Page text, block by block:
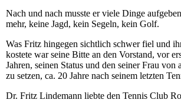
Nach und nach musste er viele Dinge
mehr, keine Jagd, kein Segeln, kein Golf.
Was Fritz hingegen sichtlich schwer fiel und
kostete war seine Bitte an den Vorstand, vor
Jahren, seinen Status und den seiner Frau von
zu setzen, ca. 20 Jahre nach seinem letzten
Dr. Fritz Lindemann liebte den Tennis Club